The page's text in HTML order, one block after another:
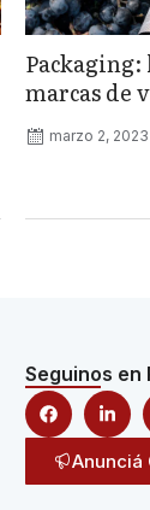
Packaging:
marcas de
marzo 2, 2023
Seguinos en
Anunciá